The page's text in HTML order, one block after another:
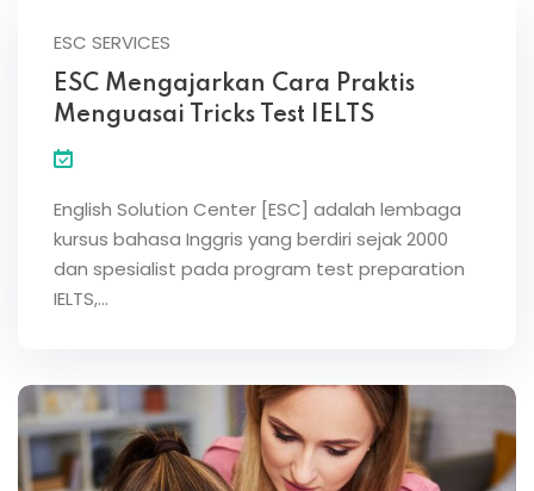
ESC SERVICES
ESC Mengajarkan Cara Praktis
Menguasai Tricks Test IELTS
English Solution Center [ESC] adalah lembaga
kursus bahasa Inggris yang berdiri sejak 2000
dan spesialist pada program test preparation
IELTS,…